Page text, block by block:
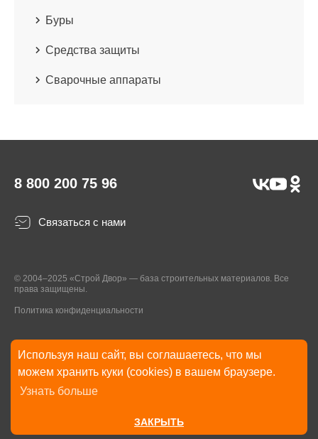
Используя наш сайт, вы соглашаетесь, что мы
можем хранить куки (cookies) в вашем браузере.
Узнать больше
ЗАКРЫТЬ
Буры
Средства защиты
Сварочные аппараты
8 800 200 75 96
Связаться с нами
© 2004–2025 «Строй Двор» — база строительных материалов. Все
права защищены.
Политика конфиденциальности
* Указанные на Сайте цены, комплектации, описания и технические
характеристики могут быть изменены в любое время без уведомления
пользователей Сайта. Внешний вид товаров и упаковки может